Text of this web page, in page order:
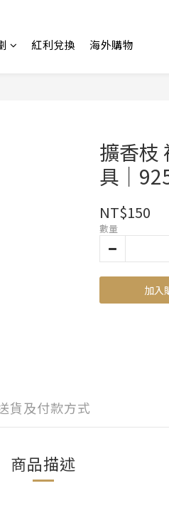
紅利兌換 海外購物
擴香枝
具｜
NT$150
數量
加入
貨及付款方式
商品描述